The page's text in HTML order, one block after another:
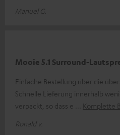
Manuel G.
Mooie 5.1 Surround-
Einfache Bestellung über die
Schnelle Lieferung innerhalb
verpackt, so dass e
Komplette
Ronald v.